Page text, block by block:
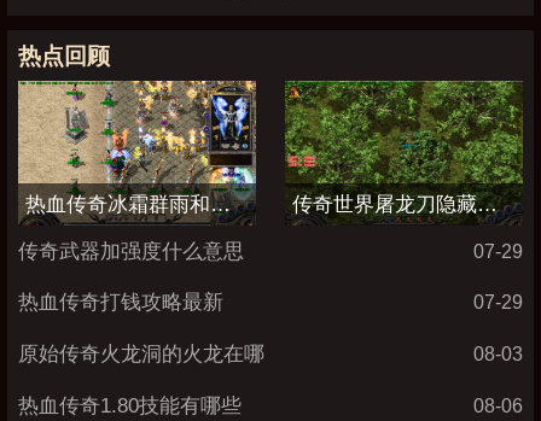
热点回顾
热血传奇冰霜群雨和流星火雨哪个厉害 传奇世界屠龙刀隐藏属性加点图
传奇武器加强度什么意思 07-29
热血传奇打钱攻略最新 07-29
原始传奇火龙洞的火龙在哪 08-03
热血传奇1.80技能有哪些 08-06